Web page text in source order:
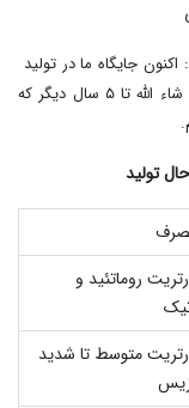
جایگاه ما در تولید
داروهای زیست فناوری در منطقه، چهارم است و ان شاء الله تا ۵ سال دیگر که
تولید
روماتئید و
متوسط تا شدید